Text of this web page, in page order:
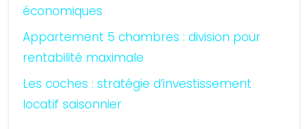
économiques
Appartement 5 chambres : division pour
rentabilité maximale
Les coches : stratégie d’investissement
locatif saisonnier